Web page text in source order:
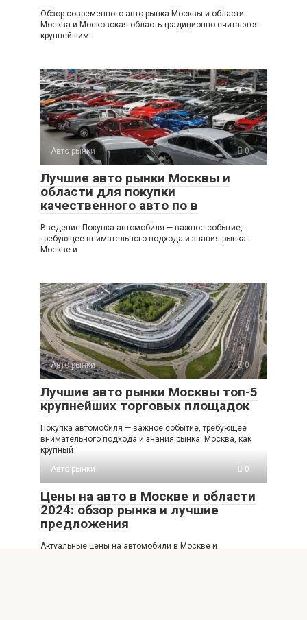
Обзор современного авто рынка Москвы и области
Москва и Московская область традиционно считаются
крупнейшим
Авто рынки 0
Лучшие авто рынки Москвы и
области для покупки
качественного авто по в
Введение Покупка автомобиля — важное событие,
требующее внимательного подхода и знания рынка.
Москве и
Авто рынки 0
Лучшие авто рынки Москвы топ-5
крупнейших торговых площадок
Покупка автомобиля — важное событие, требующее
внимательного подхода и знания рынка. Москва, как
крупный
Авто рынки
0
Цены на авто в Москве и области
2024: обзор рынка и лучшие
предложения
Актуальные цены на автомобили в Москве и